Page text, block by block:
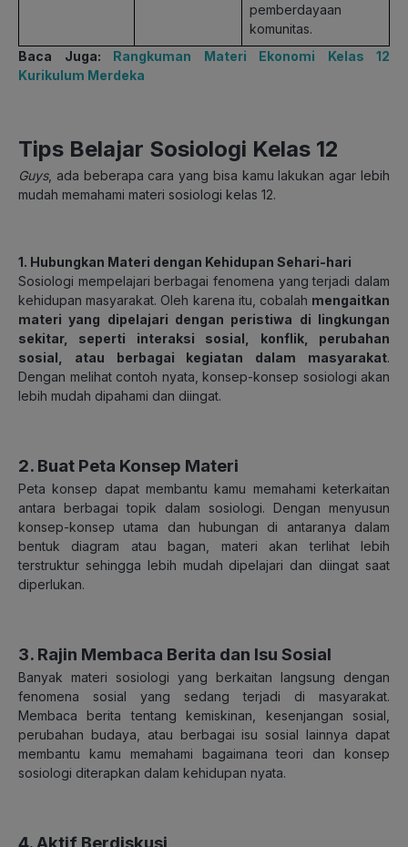
pemberdayaan
komunitas.
Baca Juga: Rangkuman Materi Ekonomi Kelas 12
Kurikulum Merdeka
Tips Belajar Sosiologi Kelas 12
Guys, ada beberapa cara yang bisa kamu lakukan agar lebih
mudah memahami materi sosiologi kelas 12.
1. Hubungkan Materi dengan Kehidupan Sehari-hari
Sosiologi mempelajari berbagai fenomena yang terjadi dalam
kehidupan masyarakat. Oleh karena itu, cobalah mengaitkan
materi yang dipelajari dengan peristiwa di lingkungan
sekitar, seperti interaksi sosial, konflik, perubahan
sosial, atau berbagai kegiatan dalam masyarakat.
Dengan melihat contoh nyata, konsep-konsep sosiologi akan
lebih mudah dipahami dan diingat.
2. Buat Peta Konsep Materi
Peta konsep dapat membantu kamu memahami keterkaitan
antara berbagai topik dalam sosiologi. Dengan menyusun
konsep-konsep utama dan hubungan di antaranya dalam
bentuk diagram atau bagan, materi akan terlihat lebih
terstruktur sehingga lebih mudah dipelajari dan diingat saat
diperlukan.
3. Rajin Membaca Berita dan Isu Sosial
Banyak materi sosiologi yang berkaitan langsung dengan
fenomena sosial yang sedang terjadi di masyarakat.
Membaca berita tentang kemiskinan, kesenjangan sosial,
perubahan budaya, atau berbagai isu sosial lainnya dapat
membantu kamu memahami bagaimana teori dan konsep
sosiologi diterapkan dalam kehidupan nyata.
4. Aktif Berdiskusi